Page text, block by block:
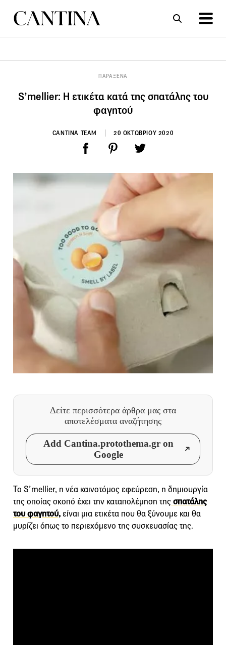
ΠΑΡΑΞΕΝΑ
S’mellier: Η ετικέτα κατά της σπατάλης του
φαγητού
CANTINA TEAM 20 ΟΚΤΩΒΡΙΟΥ 2020
Δείτε περισσότερα άρθρα μας στα
αποτελέσματα αναζήτησης
Add Cantina.protothema.gr on
Google
Το S’mellier, η νέα καινοτόμος εφεύρεση, η δημιουργία
της οποίας σκοπό έχει την καταπολέμηση τηςσπατάλης
του φαγητού, είναι μια ετικέτα που θα ξύνουμε και θα
μυρίζει όπως το περιεχόμενο της συσκευασίας της.